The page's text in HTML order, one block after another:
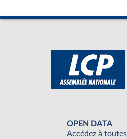
OPEN DATA
Accédez à toutes